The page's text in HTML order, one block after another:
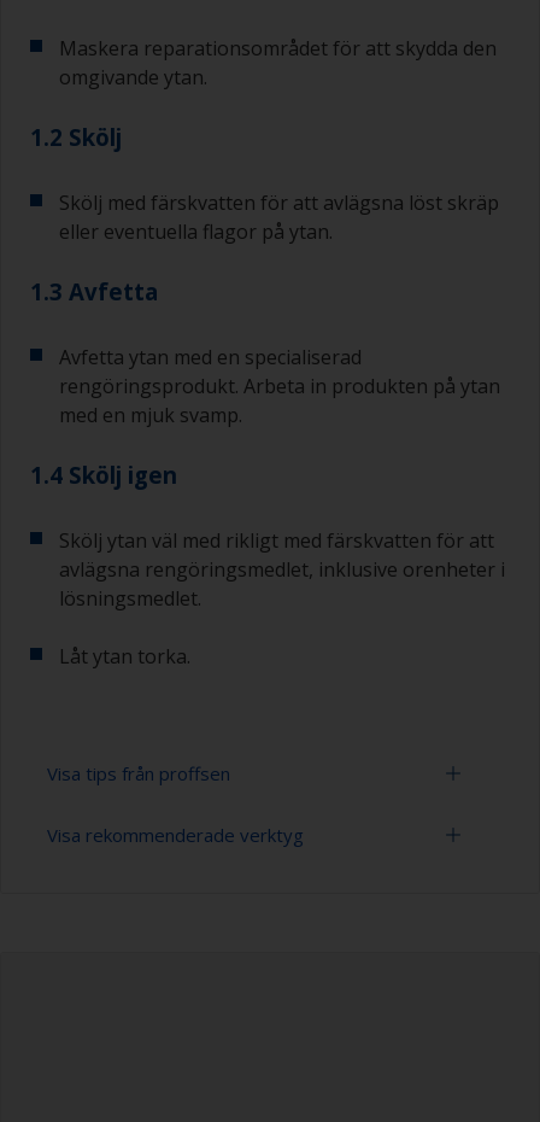
Maskera reparationsområdet för att skydda den
omgivande ytan.
1.2 Skölj
Skölj med färskvatten för att avlägsna löst skräp
eller eventuella flagor på ytan.
1.3 Avfetta
Avfetta ytan med en specialiserad
rengöringsprodukt. Arbeta in produkten på ytan
med en mjuk svamp.
1.4 Skölj igen
Skölj ytan väl med rikligt med färskvatten för att
avlägsna rengöringsmedlet, inklusive orenheter i
lösningsmedlet.
Låt ytan torka.
Visa tips från proffsen
Du märker att ytan är ordentligt avfettad om
Visa rekommenderade verktyg